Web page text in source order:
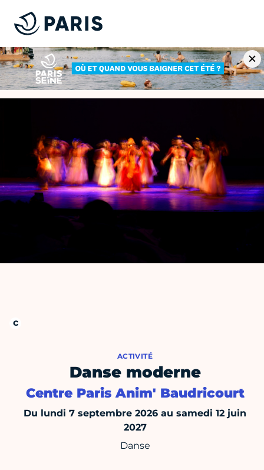
ACTIVITÉ
Danse moderne
Centre Paris Anim' Baudricourt
Du lundi 7 septembre 2026 au samedi 12 juin
2027
Danse